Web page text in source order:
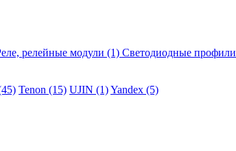
релейные модули (1) Светодиодные профили
Tenon (15) UJIN (1)Yandex (5)